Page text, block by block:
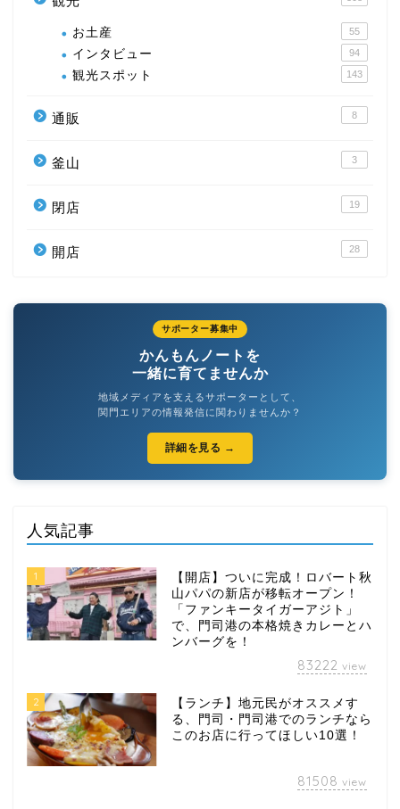
お土産 55
インタビュー 94
観光スポット 143
通販 8
釜山 3
閉店 19
開店 28
サポーター募集中
かんもんノートを
一緒に育てませんか
地域メディアを支えるサポーターとして、
関門エリアの情報発信に関わりませんか？
詳細を見る →
人気記事
1
【開店】ついに完成！ロバート秋
山パパの新店が移転オープン！
「ファンキータイガーアジト」
で、門司港の本格焼きカレーとハ
ンバーグを！
83222 view
2
【ランチ】地元民がオススメす
る、門司・門司港でのランチなら
このお店に行ってほしい10選！
81508 view